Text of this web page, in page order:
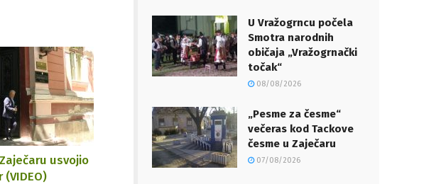
usvojio
(VIDEO)
U Vražogrncu počela
Smotra narodnih
običaja „Vražogrnački
točak“
08/08/2026
„Pesme za česme“
večeras kod Tackove
česme u Zaječaru
07/08/2026